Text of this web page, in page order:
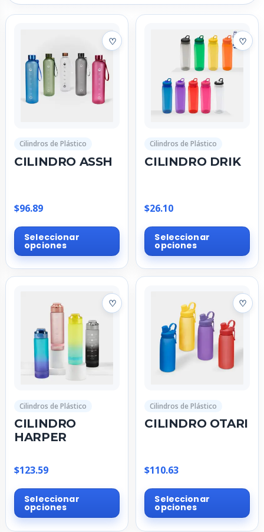
Cilindros de Plástico
CILINDRO ASSH
$96.89
Seleccionar
opciones
Este
producto
múltiples
variantes.
Las
opciones
producto
Cilindros de Plástico
CILINDRO DRIK
$26.10
Seleccionar
opciones
Las
Cilindros de Plástico
CILINDRO
HARPER
$123.59
Seleccionar
opciones
Este
producto
Cilindros de Plástico
CILINDRO OTARI
$110.63
Seleccionar
opciones